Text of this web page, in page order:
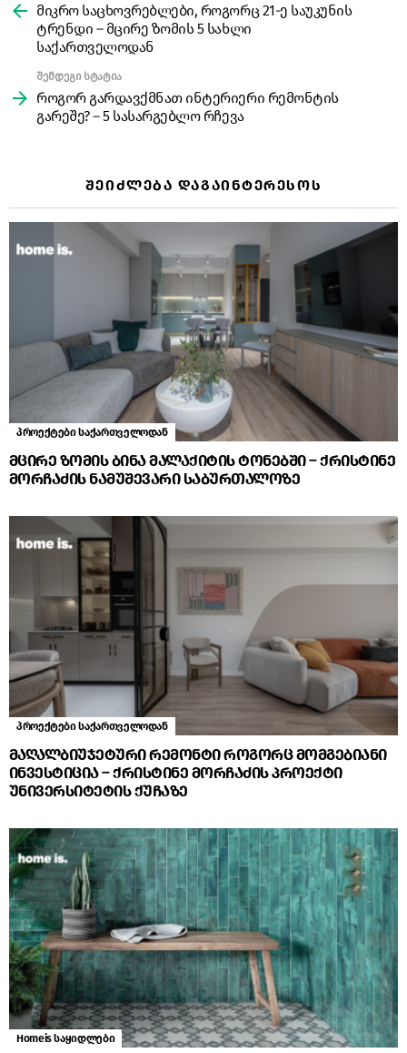
moreმიკრო საცხოვრებლები, როგორც 21-ე საუკუნის
ტრენდი – მცირე ზომის 5 სახლი
საქართველოდან
შემდეგი სტატია
როგორ გარდავქმნათ ინტერიერი რემონტის
გარეშე? – 5 სასარგებლო რჩევა
ᲨᲔᲘᲫᲚᲔᲑᲐ ᲓᲐᲒᲐᲘᲜᲢᲔᲠᲔᲡᲝᲡ
პროექტები საქართველოდან
მცირე ზომის ბინა მალაქიტის ტონებში – ქრისტინე
მორჩაძის ნამუშევარი საბურთალოზე
პროექტები საქართველოდან
მაღალბიუჯეტური რემონტი როგორც მომგებიანი
ინვესტიცია – ქრისტინე მორჩაძის პროექტი
უნივერსიტეტის ქუჩაზე
Homeis საყიდლები